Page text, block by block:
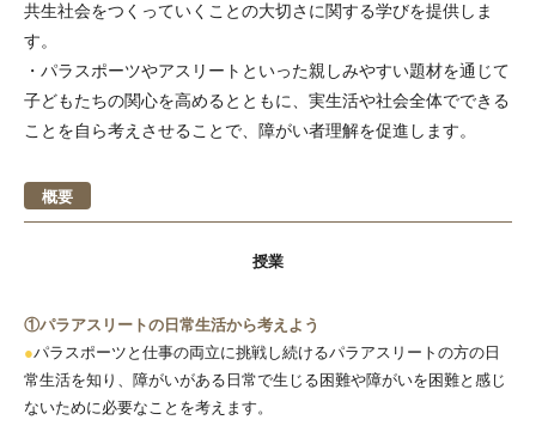
共生社会をつくっていくことの大切さに関する学びを提供しま
す。
・パラスポーツやアスリートといった親しみやすい題材を通じて
子どもたちの関心を高めるとともに、実生活や社会全体でできる
ことを自ら考えさせることで、障がい者理解を促進します。
概要
授業
①パラアスリートの日常生活から考えよう
●パラスポーツと仕事の両立に挑戦し続けるパラアスリートの方の日
常生活を知り、障がいがある日常で生じる困難や障がいを困難と感じ
ないために必要なことを考えます。